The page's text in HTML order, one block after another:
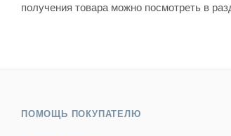
получения товара можно посмотреть в
ПОМОЩЬ ПОКУПАТЕЛЮ